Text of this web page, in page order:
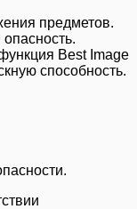
предметов.
Best Image
способность.